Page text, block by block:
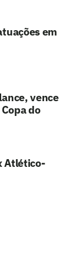
em
vence
do
Atlético-